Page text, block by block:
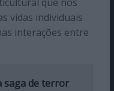
vidas individuais
interações entre
saga de terror